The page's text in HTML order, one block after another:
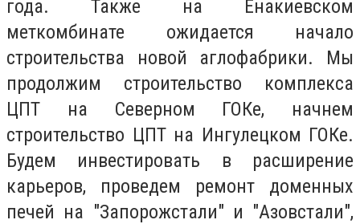
года. Также на Енакиевском
меткомбинате ожидается начало
строительства новой аглофабрики. Мы
продолжим строительство комплекса
ЦПТ на Северном ГОКе, начнем
строительство ЦПТ на Ингулецком ГОКе.
Будем инвестировать в расширение
карьеров, проведем ремонт доменных
печей на "Запорожстали" и "Азовстали",